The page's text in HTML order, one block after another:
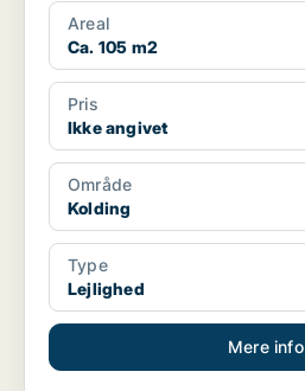
Areal
Ca. 105 m2
Pris
Ikke angivet
Område
Kolding
Type
Lejlighed
Mere info